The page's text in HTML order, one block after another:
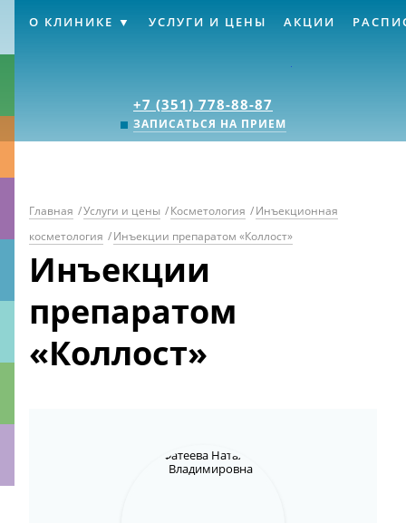
+7 (351) 778-88-87
ЗАПИСАТЬСЯ НА ПРИЕМ
О КЛИНИКЕ УСЛУГИ И ЦЕНЫ АКЦИИ
Главная /Услуги и цены /Косметология /Инъекционная
косметология /Инъекции препаратом «Коллост»
Инъекции
препаратом
«Коллост»